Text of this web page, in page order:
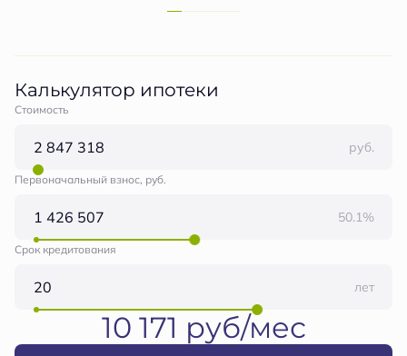
Калькулятор ипотеки
Стоимость
руб.
Первоначальный взнос, руб.
50.1%
Срок кредитования
лет
10 171 руб/мес